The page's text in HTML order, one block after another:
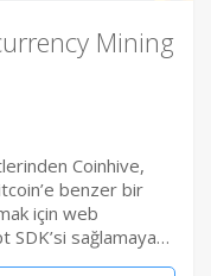
Mining
Coinhive,
benzer bir
için web
SDK’si sağlamaya…